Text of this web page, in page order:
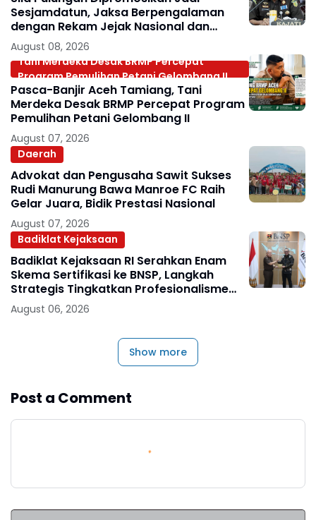
Sesjamdatun, Jaksa Berpengalaman
dengan Rekam Jejak Nasional dan
Internasional
August 08, 2026
Tani Merdeka Desak BRMP Percepat
Program Pemulihan Petani Gelombang II
Pasca-Banjir Aceh Tamiang, Tani
Merdeka Desak BRMP Percepat Program
Pemulihan Petani Gelombang II
August 07, 2026
Daerah
Advokat dan Pengusaha Sawit Sukses
Rudi Manurung Bawa Manroe FC Raih
Gelar Juara, Bidik Prestasi Nasional
August 07, 2026
Badiklat Kejaksaan
Badiklat Kejaksaan RI Serahkan Enam
Skema Sertifikasi ke BNSP, Langkah
Strategis Tingkatkan Profesionalisme
Jaksa
August 06, 2026
Show more
Post a Comment